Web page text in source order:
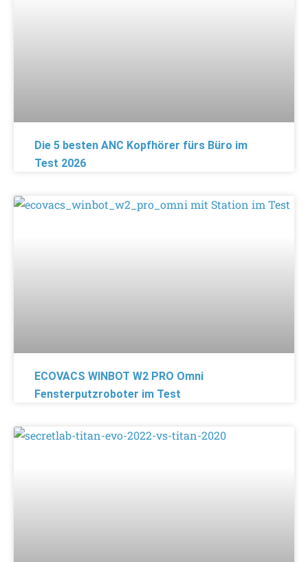
Die 5 besten ANC Kopfhörer fürs Büro im
Test 2026
ECOVACS WINBOT W2 PRO Omni
Fensterputzroboter im Test